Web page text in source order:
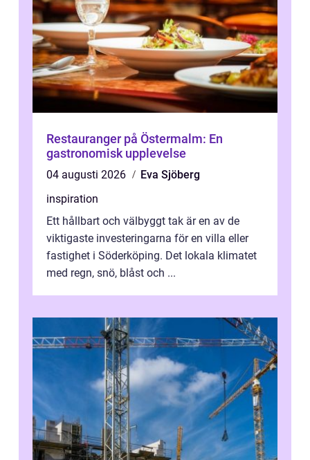
Restauranger på Östermalm: En
gastronomisk upplevelse
04 augusti 2026
Eva Sjöberg
inspiration
Ett hållbart och välbyggt tak är en av de
viktigaste investeringarna för en villa eller
fastighet i Söderköping. Det lokala klimatet
med regn, snö, blåst och ...